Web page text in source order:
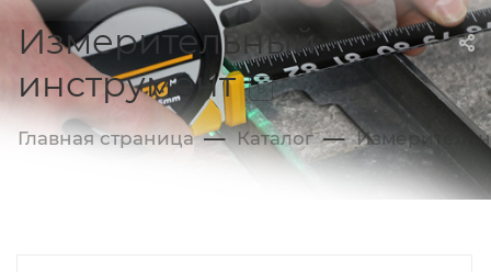
Измерительный
инструмент
8
Главная страница — Каталог —